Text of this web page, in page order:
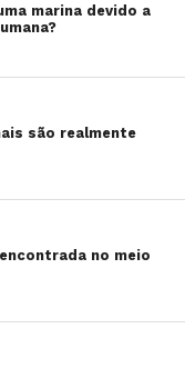
marina devido a
são realmente
no meio